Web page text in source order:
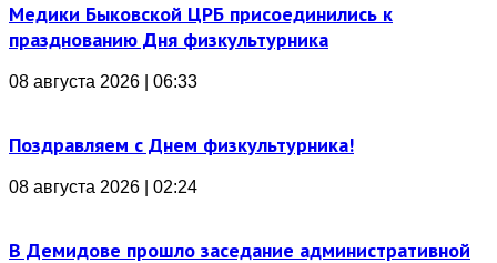
Медики Быковской ЦРБ присоединились к
празднованию Дня физкультурника
08 августа 2026 | 06:33
Поздравляем с Днем физкультурника!
08 августа 2026 | 02:24
В Демидове прошло заседание административной